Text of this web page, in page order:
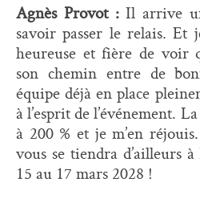
Agnès Provot : Il arrive
savoir passer le relais.
heureuse et fière de voir
son chemin entre de
équipe déjà en place
à l’esprit de l’événement.
à 200 % et je m’en
vous se tiendra d’ailleurs
15 au 17 mars 2028 !